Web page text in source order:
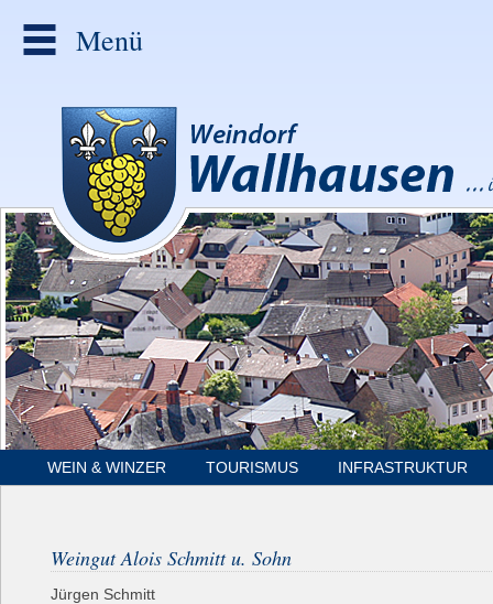
Menü
WEIN & WINZER TOURISMUS INFRASTRUKTUR
Weingut Alois Schmitt u. Sohn
Jürgen Schmitt